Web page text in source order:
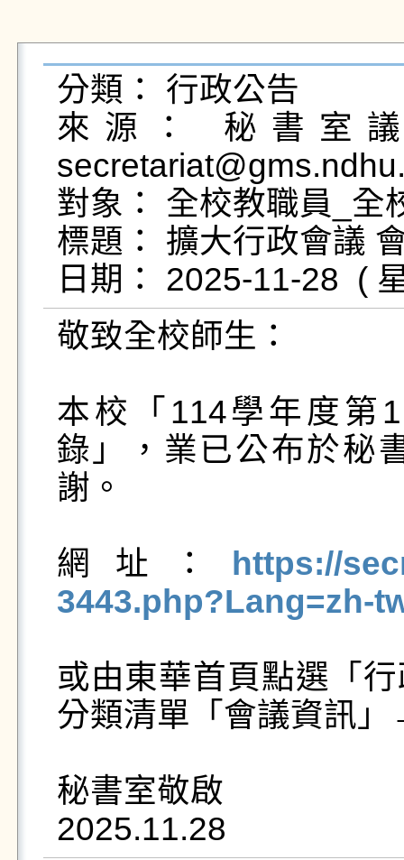
分類： 行政公告
來源： 秘書室
對象： 全校教職員_全
標題： 擴大行政會議
敬致全校師生：
本校「114學年度第
錄」，業已公布於秘
謝。
網址：
https://
3443.php?Lang=zh-
或由東華首頁點選「
分類清單「會議資訊
秘書室敬啟